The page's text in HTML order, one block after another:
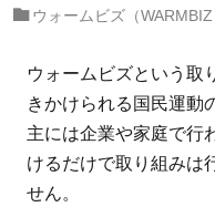
ウォームビズ（WARMBIZ
ウォームビズという取
きかけられる国民運動
主には企業や家庭で行
けるだけで取り組みは
せん。